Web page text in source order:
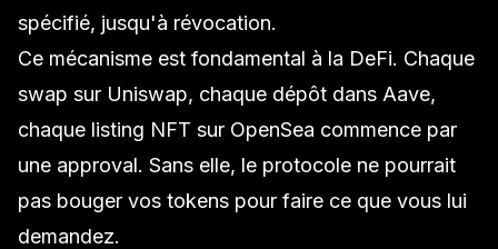
spécifié, jusqu'à révocation.
Ce mécanisme est fondamental à la DeFi. Chaque
swap sur Uniswap, chaque dépôt dans Aave,
chaque listing NFT sur OpenSea commence par
une approval. Sans elle, le protocole ne pourrait
pas bouger vos tokens pour faire ce que vous lui
demandez.